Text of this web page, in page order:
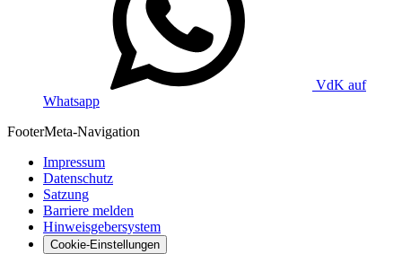
VdK auf
Whatsapp
FooterMeta-Navigation
Impressum
Datenschutz
Satzung
Barriere melden
Hinweisgebersystem
Cookie-Einstellungen